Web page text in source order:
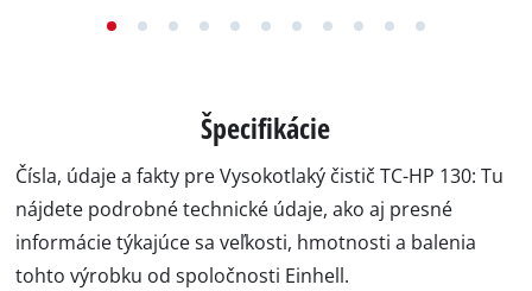
Špecifikácie
Čísla, údaje a fakty pre Vysokotlaký čistič TC-HP 130: Tu
nájdete podrobné technické údaje, ako aj presné
informácie týkajúce sa veľkosti, hmotnosti a balenia
tohto výrobku od spoločnosti Einhell.